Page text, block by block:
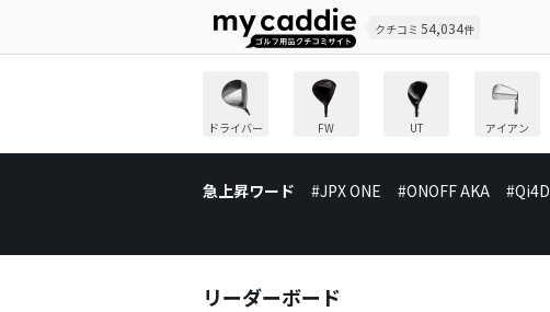
クチコミ 54,034件
ドライバー FW UT アイアン
急上昇ワード #JPX ONE #ONOFF AKA #Qi4D
リーダーボード